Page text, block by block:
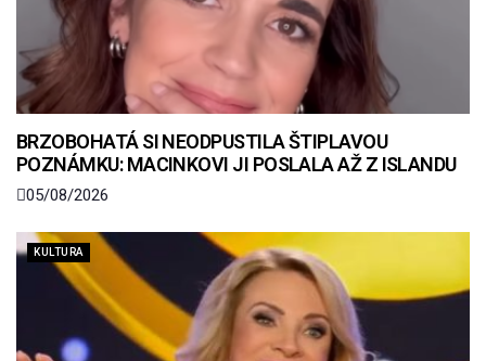
BRZOBOHATÁ SI NEODPUSTILA ŠTIPLAVOU
POZNÁMKU: MACINKOVI JI POSLALA AŽ Z ISLANDU
05/08/2026
KULTURA